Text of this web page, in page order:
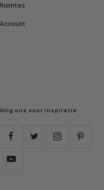
Ruimtes
Account
Volg ons voor inspiratie